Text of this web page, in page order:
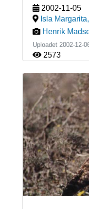
2002-11-05
Isla Margarita,
Henrik
Uploadet 2002-12-
2573